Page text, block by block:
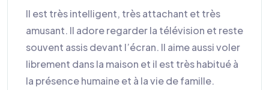
Il est très intelligent, très attachant et très
amusant. Il adore regarder la télévision et reste
souvent assis devant l’écran. Il aime aussi voler
librement dans la maison et il est très habitué à
la présence humaine et à la vie de famille.